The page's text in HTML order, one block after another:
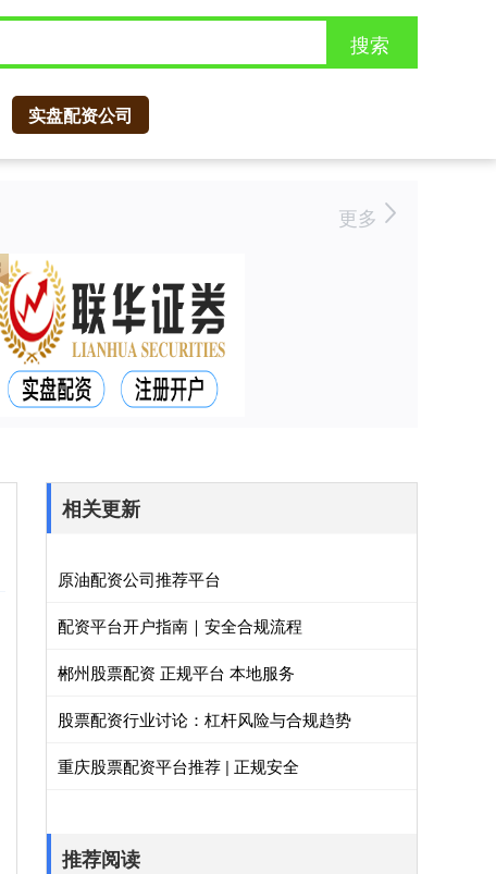
搜索
实盘配资公司
更多
相关更新
原油配资公司推荐平台
配资平台开户指南｜安全合规流程
郴州股票配资 正规平台 本地服务
股票配资行业讨论：杠杆风险与合规趋势
重庆股票配资平台推荐 | 正规安全
推荐阅读